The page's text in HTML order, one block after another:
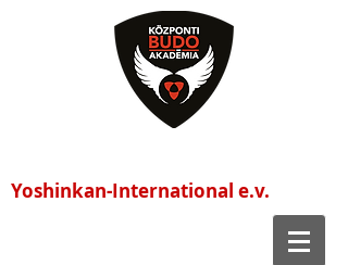
Yoshinkan-International e.v.